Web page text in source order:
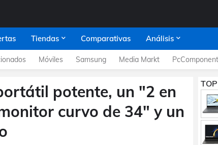
Tiendas Comparativas Análisis
Móviles Samsung Media Markt
potente, un "2 en
curvo de 34" y un